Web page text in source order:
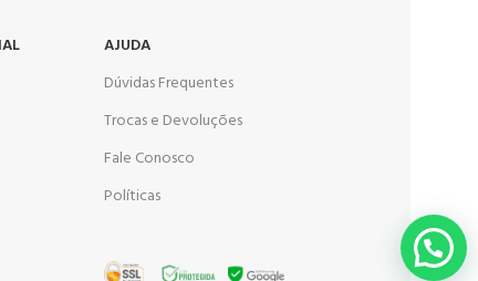
AJUDA
Dúvidas Frequentes
Trocas e Devoluções
Fale Conosco
Políticas